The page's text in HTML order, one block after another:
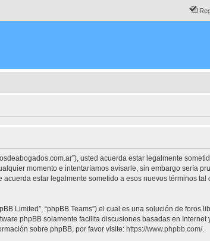
usted acuerda estar legalmente
momento e intentaríamos avisarle, sin embargo sería
estar legalmente sometido a esos nuevos términos tal
Limited”, “phpBB Teams”) el cual es una solución de foros
phpBB solamente facilita discusiones basadas en Internet
sobre phpBB, por favor visite: https://www.phpbb.com/.